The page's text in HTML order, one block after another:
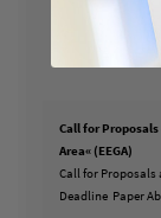
Call for Proposals
Area« (EEGA)
Call for Proposals
Deadline Paper